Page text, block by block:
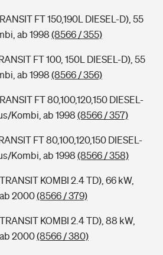
FT 150,190L DIESEL-D), 55
ab 1998 (8566 / 355)
FT 100, 150L DIESEL-D), 55
ab 1998 (8566 / 356)
FT 80,100,120,150 DIESEL-
Kombi, ab 1998 (8566 / 357)
FT 80,100,120,150 DIESEL-
Kombi, ab 1998 (8566 / 358)
KOMBI 2.4 TD), 66 kW,
2000(8566 / 379)
KOMBI 2.4 TD), 88 kW,
2000(8566 / 380)